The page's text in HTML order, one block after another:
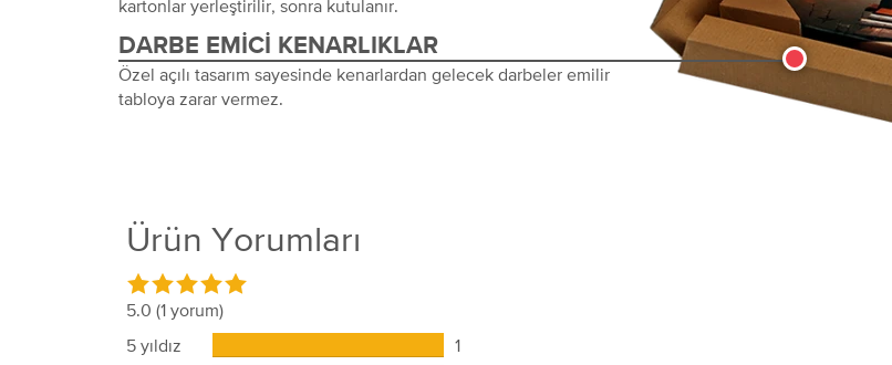
kartonlar yerleştirilir, sonra kutulanır.
DARBE EMICI KENARLIKLAR
Özel açılı tasarım sayesinde kenarlardan gelecek darbeler emilir
tabloya zarar vermez.
Ürün Yorumları
5.0 (1 yorum)
5 yıldız
1